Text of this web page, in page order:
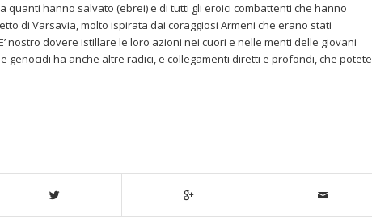
quanti hanno salvato (ebrei) e di tutti gli eroici combattenti che hanno
di Varsavia, molto ispirata dai coraggiosi Armeni che erano stati
nostro dovere istillare le loro azioni nei cuori e nelle menti delle giovani
genocidi ha anche altre radici, e collegamenti diretti e profondi, che potete